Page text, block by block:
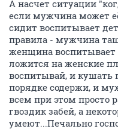
А насчет ситуации
если мужчина может
сидит воспитывает
правила - мужчина
женщина воспитывает
ложится на женские
воспитывай, и кушать
порядке содержи, и
всем при этом просто
гвоздик забей, а
умеют...Печально